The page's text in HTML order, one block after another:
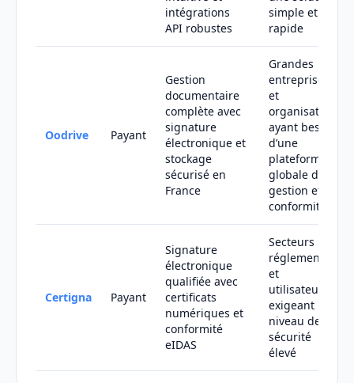
intégrations
API robustes
simple et
rapide
Oodrive Payant
Gestion
documentaire
complète avec
signature
électronique et
stockage
sécurisé en
France
Grandes
entreprises
et
organisations
ayant besoin
d’une
plateforme
globale de
gestion et
conformité
Certigna Payant
Signature
électronique
qualifiée avec
certificats
numériques et
conformité
eIDAS
Secteurs
réglementés
et
utilisateurs
exigeant un
niveau de
sécurité
élevé